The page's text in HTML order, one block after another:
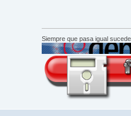
Siempre que pasa igual